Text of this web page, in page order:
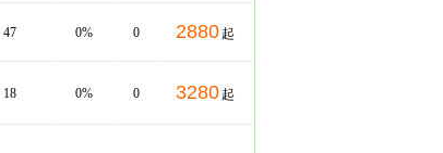
47 0% 0 2880 起
18 0% 0 3280 起